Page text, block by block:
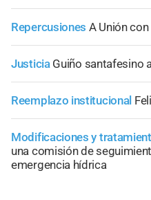
Repercusiones A Unión
Justicia Guiño santafesino
Reemplazo institucional
Modificaciones y
una comisión de
emergencia hídrica